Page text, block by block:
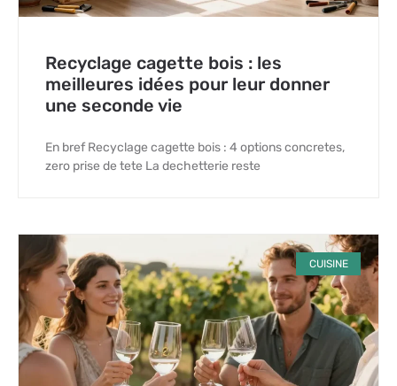
Recyclage cagette bois : les
meilleures idées pour leur donner
une seconde vie
En bref Recyclage cagette bois : 4 options concretes,
zero prise de tete La dechetterie reste
CUISINE